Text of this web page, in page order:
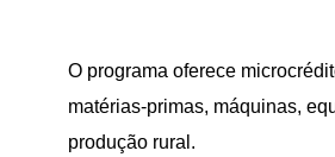
O programa oferece
matérias-primas, máquinas,
produção rural.